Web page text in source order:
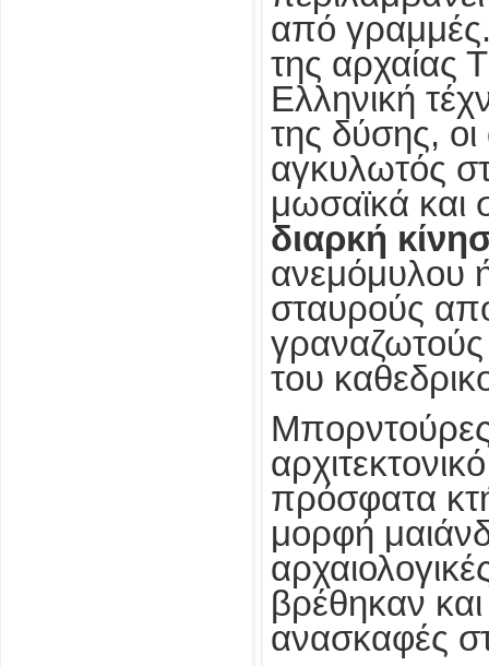
από
της αρχαίας
Ελληνική
της δύσης, οι
αγκυλωτός
μωσαϊκά και
διαρκή
ανεμόμυλου
σταυρούς
του
πρόσφατα
μορφή
βρέθηκαν
ανασκαφές